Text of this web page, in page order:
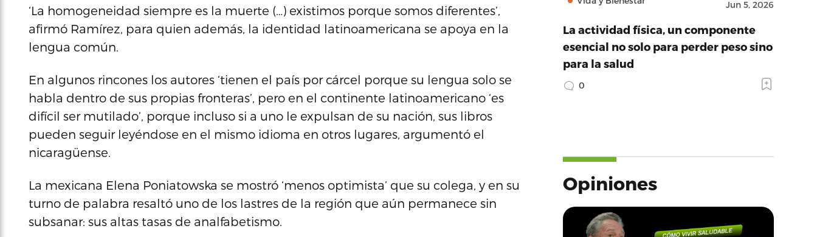
‘La homogeneidad siempre es la muerte (…) existimos porque somos diferentes’,
afirmó Ramírez, para quien además, la identidad latinoamericana se apoya en la
lengua común.
En algunos rincones los autores ‘tienen el país por cárcel porque su lengua solo se
habla dentro de sus propias fronteras’, pero en el continente latinoamericano ‘es
difícil ser mutilado’, porque incluso si a uno le expulsan de su nación, sus libros
pueden seguir leyéndose en el mismo idioma en otros lugares, argumentó el
nicaragüense.
La mexicana Elena Poniatowska se mostró ‘menos optimista’ que su colega, y en su
turno de palabra resaltó uno de los lastres de la región que aún permanece sin
subsanar: sus altas tasas de analfabetismo.
Jun 5, 2026
La actividad física, un componente
esencial no solo para perder peso sino
para la salud
0
Opiniones